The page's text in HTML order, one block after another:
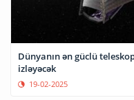
Dünyanın ən güclü
izləyəcək
19-02-2025